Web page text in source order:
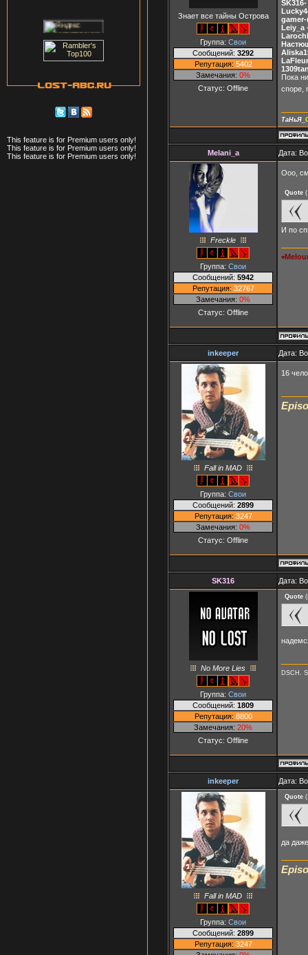
This feature is for Premium users only!
This feature is for Premium users only!
This feature is for Premium users only!
Знает все тайны Острова
Группа: Свои
Сообщений: 3292
Репутация: 5402
Замечания: 0%
Статус: Offline
Leiy_a
Пока
споре,
ТаНьЯ
Melani_a Дата:
Freckle
Группа: Свои
Сообщений: 5942
Репутация: 32767
Замечания: 0%
Статус: Offline
Ооо,
Quote (
И по
♥
inkeeper Дата:
Fall in MAD
Группа: Свои
Сообщений: 2899
Репутация: 3247
Замечания: 0%
Статус: Offline
16
SK316 Дата:
No More Lies
Группа: Свои
Сообщений: 1809
Репутация: 8800
Замечания: 20%
Статус: Offline
Quote (
DSCH.
inkeeper Дата:
Fall in MAD
Группа: Свои
Сообщений: 2899
Репутация: 3247
Quote (
да